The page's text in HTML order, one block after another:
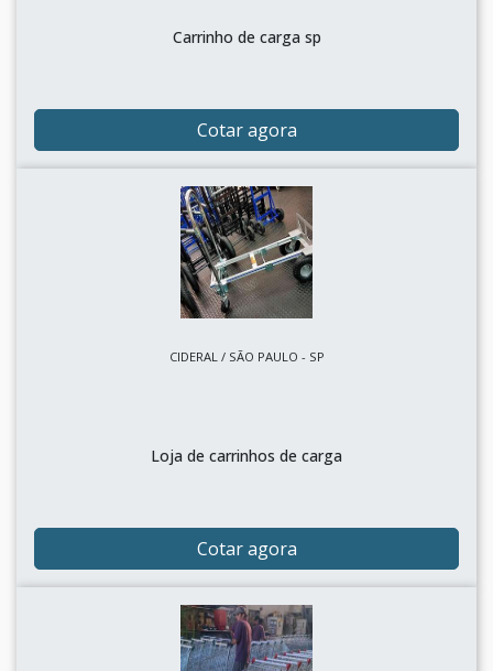
Carrinho de carga sp
Cotar agora
CIDERAL / SÃO PAULO - SP
Loja de carrinhos de carga
Cotar agora